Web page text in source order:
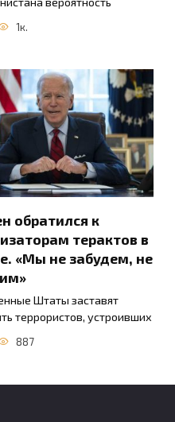
1к.
обратился к
терактов в
«Мы не забудем, не
Штаты заставят
террористов, устроивших
887